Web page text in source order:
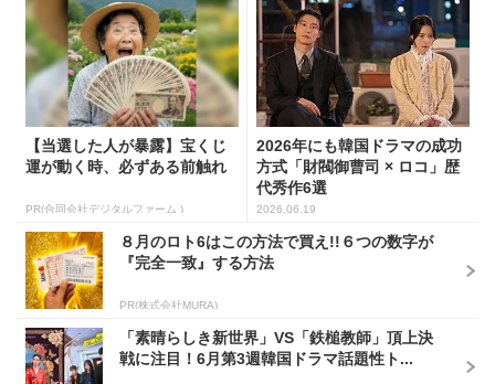
【当選した人が暴露】宝くじ
運が動く時、必ずある前触れ
PR(合同会社デジタルファーム )
2026年にも韓国ドラマの成功
方式「財閥御曹司 × ロコ」歴
代秀作6選
2026.06.19
８月のロト6はこの方法で買え!!６つの数字が
『完全一致』する方法
PR(株式会社MURA)
「素晴らしき新世界」VS「鉄槌教師」頂上決
戦に注目！6月第3週韓国ドラマ話題性ト...